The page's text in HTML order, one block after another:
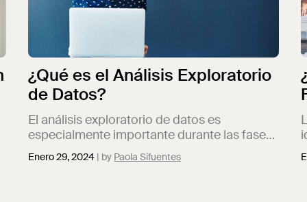
¿Qué es el Análisis Exploratorio
de Datos?
El análisis exploratorio de datos es
especialmente importante durante las fases
iniciales del análisis de datos para
comprender mejor los datos, identificar
Enero 29, 2024 Paola Sifuentes